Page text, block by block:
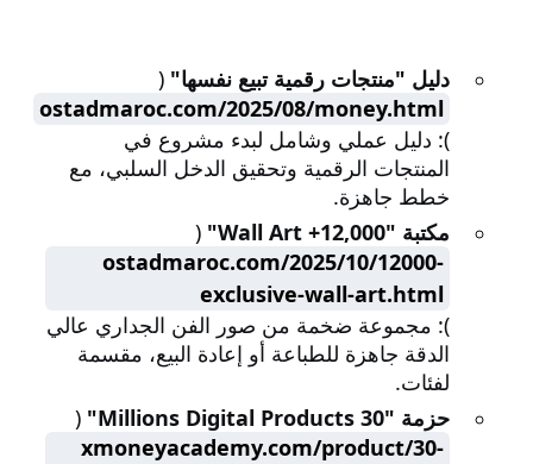
دليل "منتجات رقمية تبيع نفسها" (
ostadmaroc.com/2025/08/money.html
): دليل عملي وشامل لبدء مشروع في
المنتجات الرقمية وتحقيق الدخل السلبي، مع
خطط جاهزة.
مكتبة "12,000+ Wall Art"
(
ostadmaroc.com/2025/10/12000-
exclusive-wall-art.html
): مجموعة ضخمة من صور الفن الجداري عالي
الدقة جاهزة للطباعة أو إعادة البيع، مقسمة
لفئات.
حزمة "30 Millions Digital Products"
(
xmoneyacademy.com/product/30-